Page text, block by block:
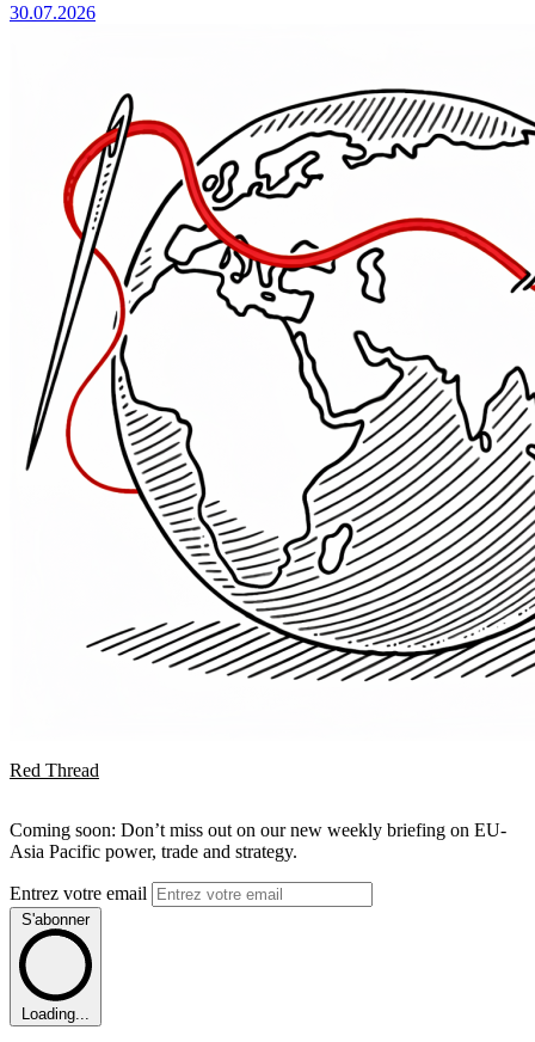
30.07.2026
Red Thread
Coming soon: Don’t miss out on our new weekly briefing on EU-
Asia Pacific power, trade and strategy.
Entrez votre email
S'abonner
Loading...